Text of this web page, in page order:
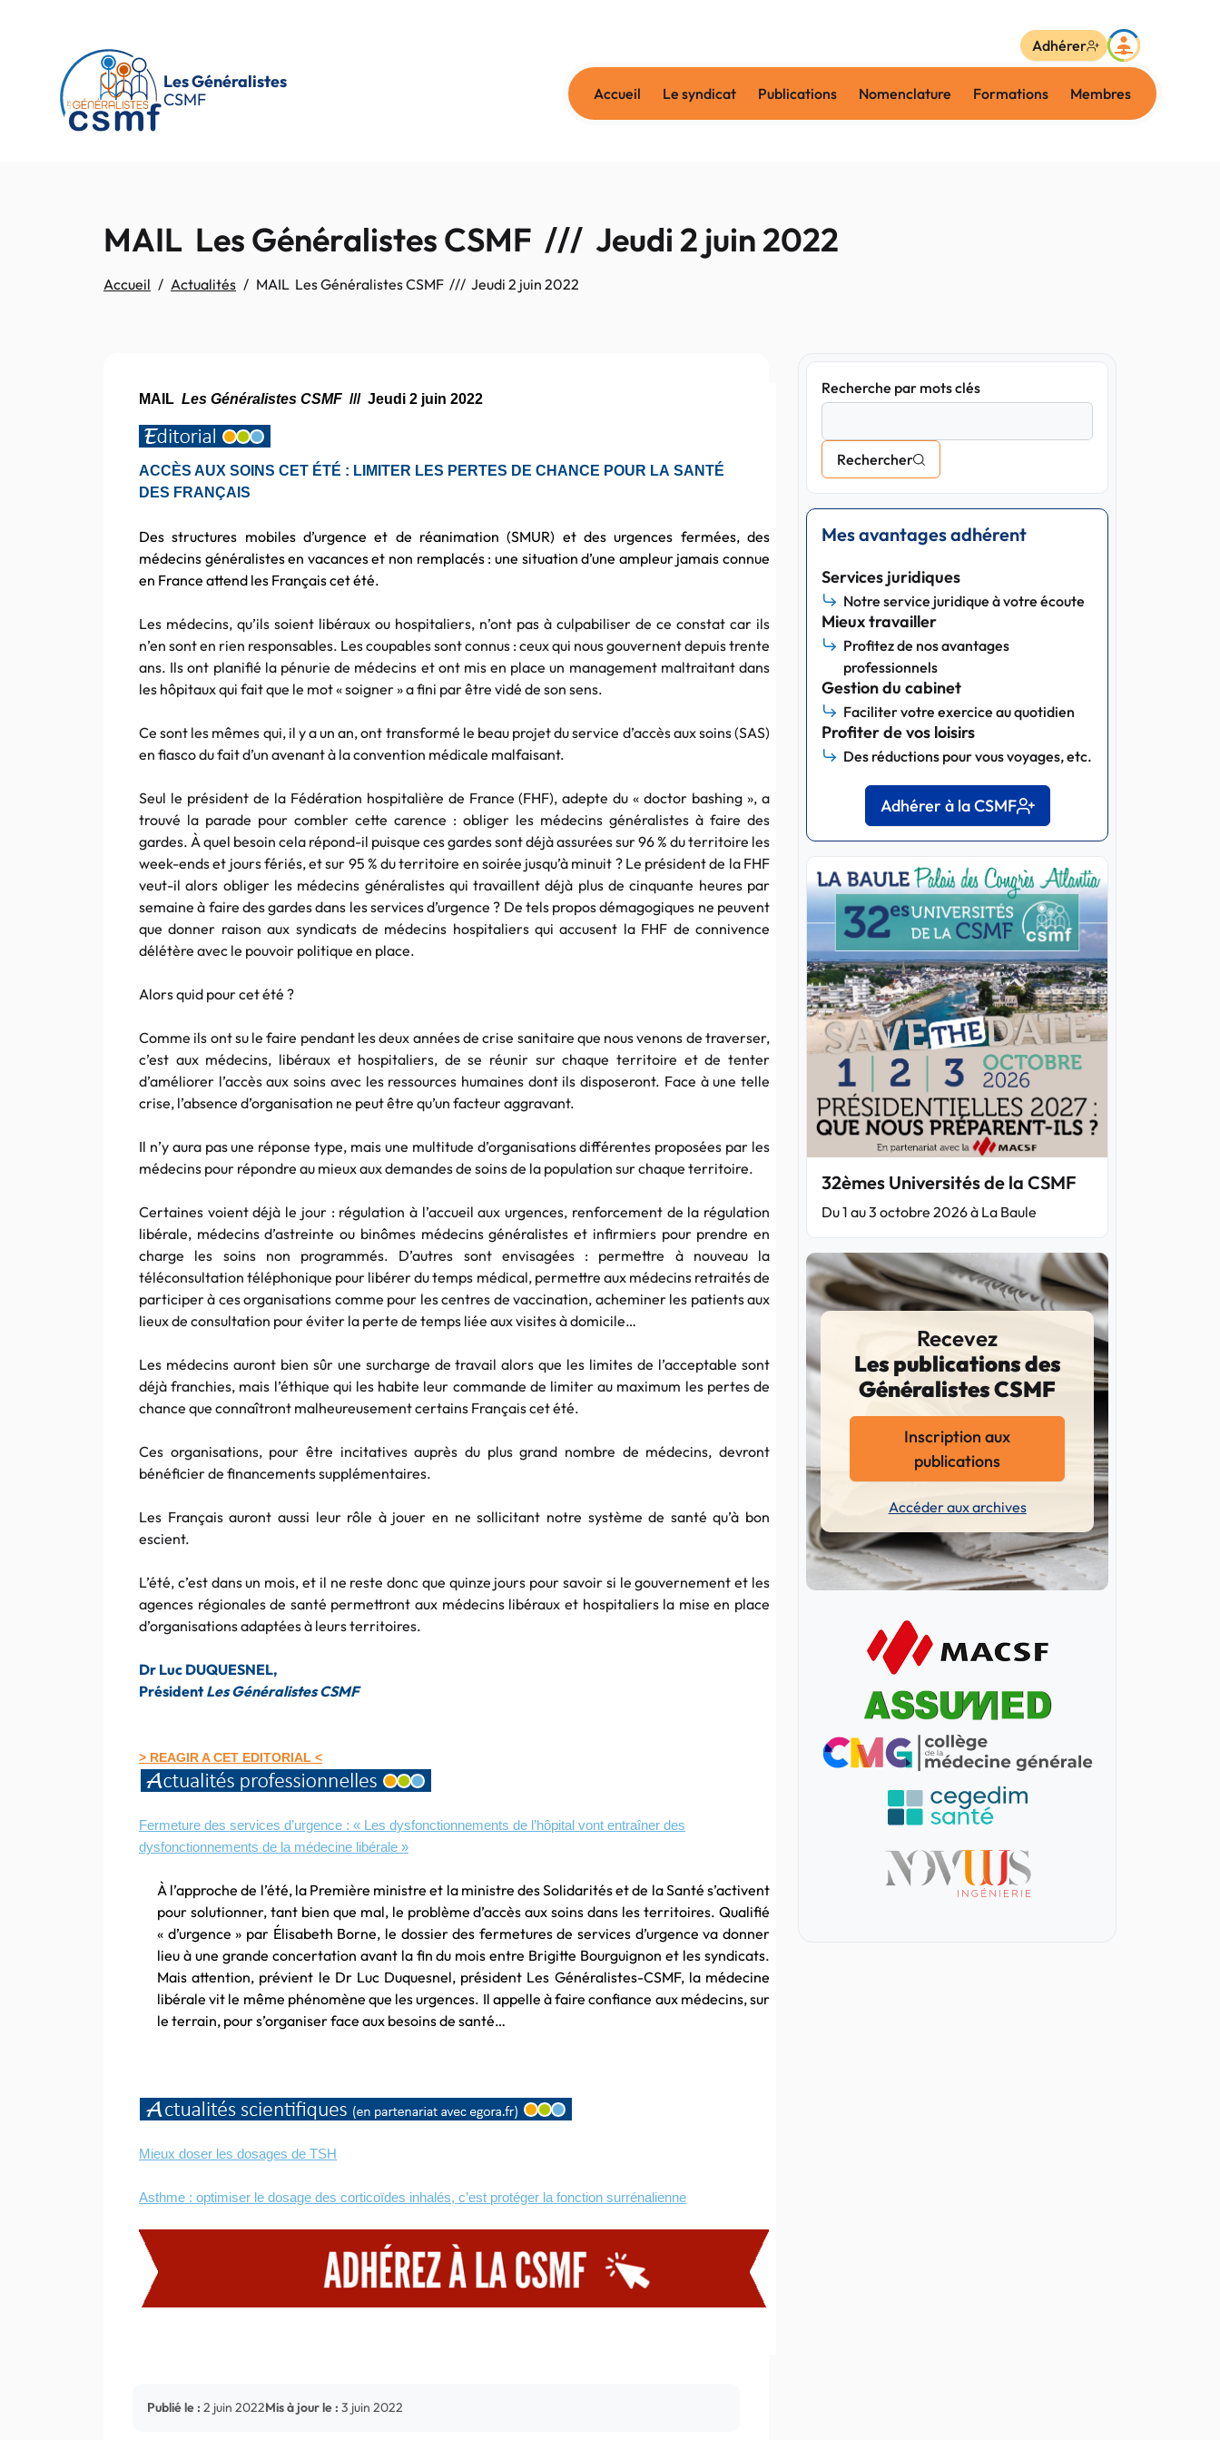
Les Généralistes
CSMF
Accueil Le syndicat Publications Nomenclature Formations Membres
Adhérer
MAIL Les Généralistes CSMF /// Jeudi 2 juin 2022
Accueil Actualités MAIL Les Généralistes CSMF /// Jeudi 2 juin 2022
MAIL Les Généralistes CSMF /// Jeudi 2 juin 2022
ACCÈS AUX SOINS CET ÉTÉ : LIMITER LES PERTES DE CHANCE POUR LA SANTÉ
DES FRANÇAIS
Des structures mobiles d’urgence et de réanimation (SMUR) et des urgences fermées, des
médecins généralistes en vacances et non remplacés : une situation d’une ampleur jamais connue
en France attend les Français cet été.
Les médecins, qu’ils soient libéraux ou hospitaliers, n’ont pas à culpabiliser de ce constat car ils
n’en sont en rien responsables. Les coupables sont connus : ceux qui nous gouvernent depuis trente
ans. Ils ont planifié la pénurie de médecins et ont mis en place un management maltraitant dans
les hôpitaux qui fait que le mot « soigner » a fini par être vidé de son sens.
Ce sont les mêmes qui, il y a un an, ont transformé le beau projet du service d’accès aux soins (SAS)
en fiasco du fait d’un avenant à la convention médicale malfaisant.
Seul le président de la Fédération hospitalière de France (FHF), adepte du « doctor bashing », a
trouvé la parade pour combler cette carence : obliger les médecins généralistes à faire des
gardes. À quel besoin cela répond-il puisque ces gardes sont déjà assurées sur 96 % du territoire les
week-ends et jours fériés, et sur 95 % du territoire en soirée jusqu’à minuit ? Le président de la FHF
veut-il alors obliger les médecins généralistes qui travaillent déjà plus de cinquante heures par
semaine à faire des gardes dans les services d’urgence ? De tels propos démagogiques ne peuvent
que donner raison aux syndicats de médecins hospitaliers qui accusent la FHF de connivence
délétère avec le pouvoir politique en place.
Alors quid pour cet été ?
Comme ils ont su le faire pendant les deux années de crise sanitaire que nous venons de traverser,
c’est aux médecins, libéraux et hospitaliers, de se réunir sur chaque territoire et de tenter
d’améliorer l’accès aux soins avec les ressources humaines dont ils disposeront. Face à une telle
crise, l’absence d’organisation ne peut être qu’un facteur aggravant.
Il n’y aura pas une réponse type, mais une multitude d’organisations différentes proposées par les
médecins pour répondre au mieux aux demandes de soins de la population sur chaque territoire.
Certaines voient déjà le jour : régulation à l’accueil aux urgences, renforcement de la régulation
libérale, médecins d’astreinte ou binômes médecins généralistes et infirmiers pour prendre en
charge les soins non programmés. D’autres sont envisagées : permettre à nouveau la
téléconsultation téléphonique pour libérer du temps médical, permettre aux médecins retraités de
participer à ces organisations comme pour les centres de vaccination, acheminer les patients aux
lieux de consultation pour éviter la perte de temps liée aux visites à domicile…
Les médecins auront bien sûr une surcharge de travail alors que les limites de l’acceptable sont
déjà franchies, mais l’éthique qui les habite leur commande de limiter au maximum les pertes de
chance que connaîtront malheureusement certains Français cet été.
Ces organisations, pour être incitatives auprès du plus grand nombre de médecins, devront
bénéficier de financements supplémentaires.
Les Français auront aussi leur rôle à jouer en ne sollicitant notre système de santé qu’à bon
escient.
L’été, c’est dans un mois, et il ne reste donc que quinze jours pour savoir si le gouvernement et les
agences régionales de santé permettront aux médecins libéraux et hospitaliers la mise en place
d’organisations adaptées à leurs territoires.
Dr Luc DUQUESNEL,
PrésidentLes Généralistes CSMF
> REAGIR A CET EDITORIAL <
Fermeture des services d’urgence : « Les dysfonctionnements de l’hôpital vont entraîner des
dysfonctionnements de la médecine libérale »
À l’approche de l’été, la Première ministre et la ministre des Solidarités et de la Santé s’activent
pour solutionner, tant bien que mal, le problème d’accès aux soins dans les territoires. Qualifié
« d’urgence » par Élisabeth Borne, le dossier des fermetures de services d’urgence va donner
lieu à une grande concertation avant la fin du mois entre Brigitte Bourguignon et les syndicats.
Mais attention, prévient le Dr Luc Duquesnel, président Les Généralistes-CSMF, la médecine
libérale vit le même phénomène que les urgences. Il appelle à faire confiance aux médecins, sur
le terrain, pour s’organiser face aux besoins de santé…
Mieux doser les dosages de TSH
Asthme : optimiser le dosage des corticoïdes inhalés, c’est protéger la fonction surrénalienne
Publié le : 2 juin 2022Mis à jour le : 3 juin 2022
Recherche par mots clés
Rechercher
Mes avantages adhérent
Services juridiques
Notre service juridique à votre écoute
Mieux travailler
Profitez de nos avantages
professionnels
Gestion du cabinet
Faciliter votre exercice au quotidien
Profiter de vos loisirs
Des réductions pour vous voyages, etc.
Adhérer à la CSMF
32èmes Universités de la CSMF
Du 1 au 3 octobre 2026 à La Baule
Recevez
Les publications des
Généralistes CSMF
Inscription aux
publications
Accéder aux archives